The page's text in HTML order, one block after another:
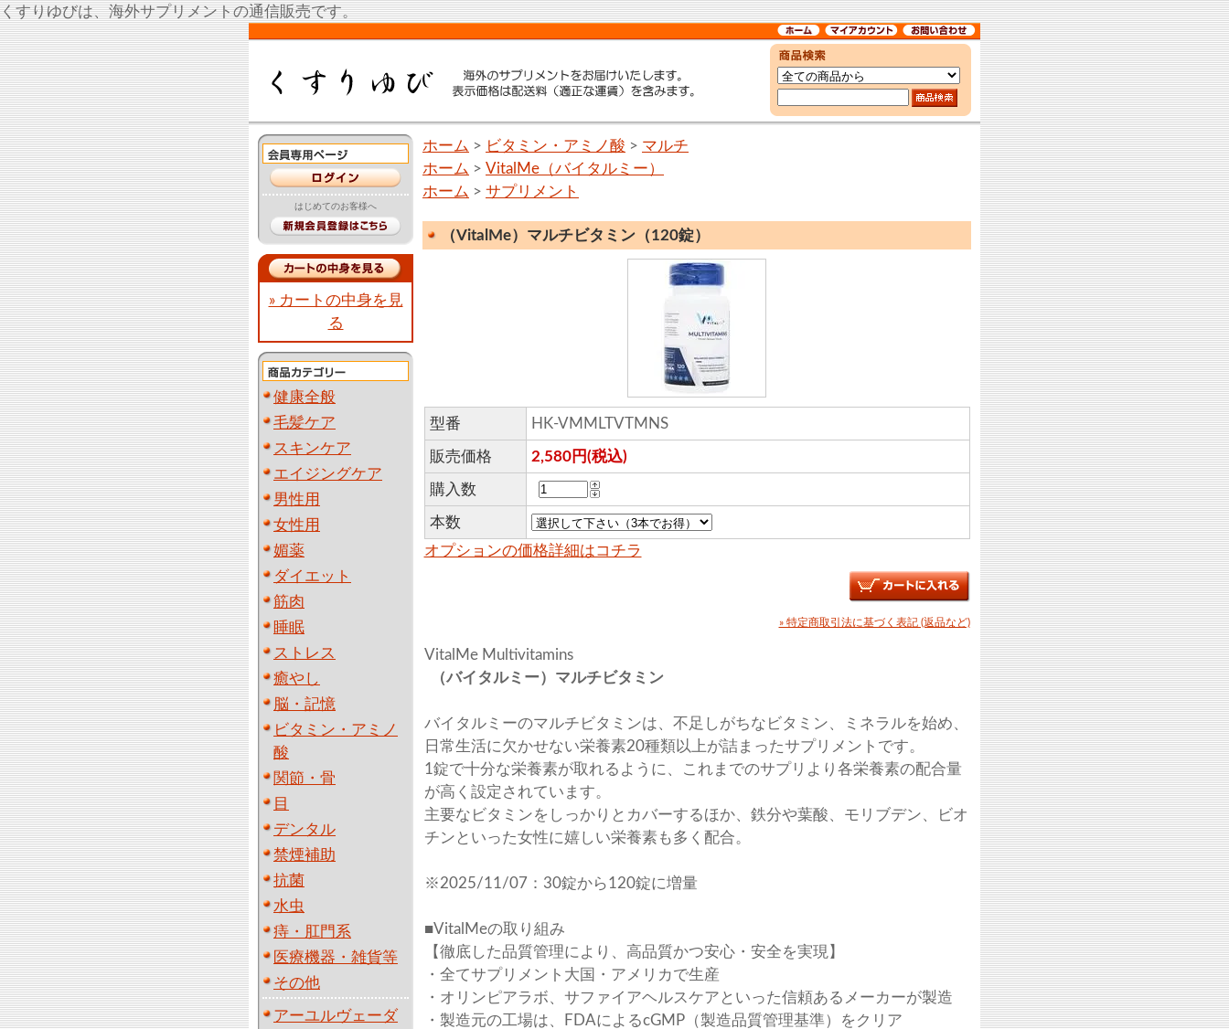
くすりゆびは、海外サプリメントの通信販売です。
はじめてのお客様へ
» カートの中身を見
る
健康全般
毛髪ケア
スキンケア
エイジングケア
男性用
女性用
媚薬
ダイエット
筋肉
睡眠
ストレス
癒やし
脳・記憶
ビタミン・アミノ
酸
関節・骨
目
デンタル
禁煙補助
抗菌
水虫
痔・肛門系
医療機器・雑貨等
その他
アーユルヴェーダ
ホーム > ビタミン・アミノ酸 > マルチ
ホーム > VitalMe（バイタルミー）
ホーム > サプリメント
（VitalMe）マルチビタミン（120錠）
型番 HK-VMMLTVTMNS
販売価格 2,580円(税込)
購入数
本数
オプションの価格詳細はコチラ
» 特定商取引法に基づく表記 (返品など)
VitalMe Multivitamins
（バイタルミー）マルチビタミン
バイタルミーのマルチビタミンは、不足しがちなビタミン、ミネラルを始め、
日常生活に欠かせない栄養素20種類以上が詰まったサプリメントです。
1錠で十分な栄養素が取れるように、これまでのサプリより各栄養素の配合量
が高く設定されています。
主要なビタミンをしっかりとカバーするほか、鉄分や葉酸、モリブデン、ビオ
チンといった女性に嬉しい栄養素も多く配合。
※2025/11/07：30錠から120錠に増量
■VitalMeの取り組み
【徹底した品質管理により、高品質かつ安心・安全を実現】
・全てサプリメント大国・アメリカで生産
・オリンピアラボ、サファイアヘルスケアといった信頼あるメーカーが製造
・製造元の工場は、FDAによるcGMP（製造品質管理基準）をクリア